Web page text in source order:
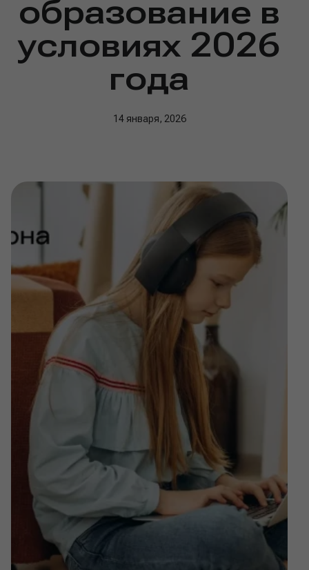
образование в
условиях 2026
года
14 января, 2026